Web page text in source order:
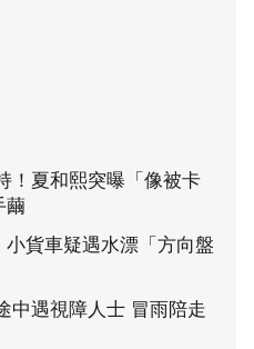
繭
貨車疑遇水漂「方向盤
中遇視障人士 冒雨陪走